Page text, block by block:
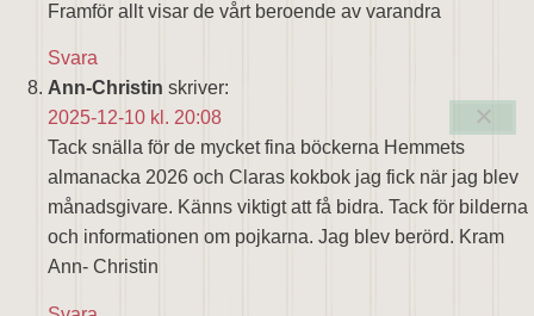
Framför allt visar de vårt beroende av varandra
Svara
Ann-Christin skriver:
2025-12-10 kl. 20:08
Tack snälla för de mycket fina böckerna Hemmets
almanacka 2026 och Claras kokbok jag fick när jag blev
månadsgivare. Känns viktigt att få bidra. Tack för bilderna
och informationen om pojkarna. Jag blev berörd. Kram
Ann- Christin